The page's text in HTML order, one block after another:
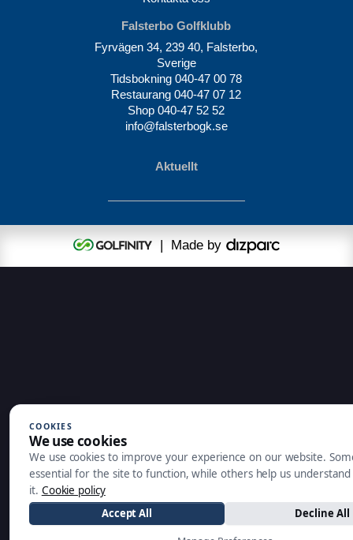
Falsterbo Golfklubb
Fyrvägen 34, 239 40, Falsterbo,
Sverige
Tidsbokning040-47 00 78
Restaurang040-47 07 12
Shop040-47 52 52
info@falsterbogk.se
Aktuellt
| Made by
COOKIES
We use cookies
We use cookies to improve your experience on our website.
essential for the site to function, while others help us
it. Cookie policy
Accept All
Decline All